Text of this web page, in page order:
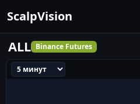
ScalpVision
ALL Binance Futures